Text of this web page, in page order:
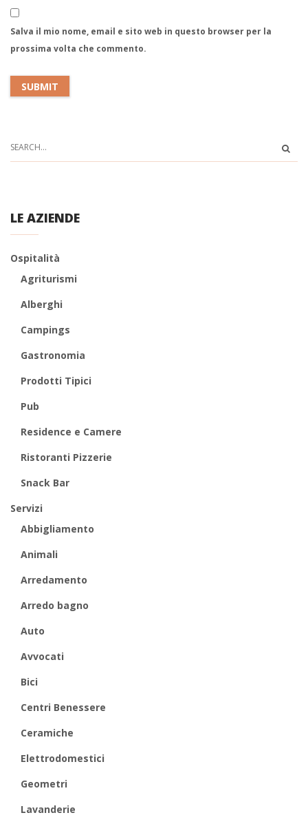
Salva il mio nome, email e sito web in questo browser per la
prossima volta che commento.
LE AZIENDE
Ospitalità
Agriturismi
Alberghi
Campings
Gastronomia
Prodotti Tipici
Pub
Residence e Camere
Ristoranti Pizzerie
Snack Bar
Servizi
Abbigliamento
Animali
Arredamento
Arredo bagno
Auto
Avvocati
Bici
Centri Benessere
Ceramiche
Elettrodomestici
Geometri
Lavanderie